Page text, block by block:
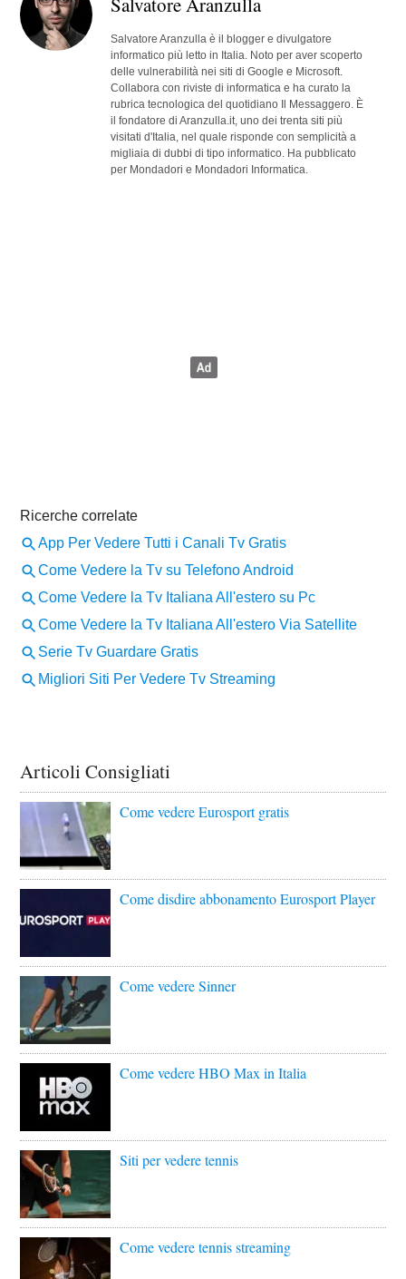
Salvatore Aranzulla è il blogger e divulgatore
informatico più letto in Italia. Noto per aver scoperto
delle vulnerabilità nei siti di Google e Microsoft.
Collabora con riviste di informatica e ha curato la
rubrica tecnologica del quotidiano Il Messaggero. È
il fondatore di Aranzulla.it, uno dei trenta siti più
visitati d'Italia, nel quale risponde con semplicità a
migliaia di dubbi di tipo informatico. Ha pubblicato
per Mondadori e Mondadori Informatica.
Articoli Consigliati
Come vedere Eurosport gratis
Come disdire abbonamento Eurosport Player
Come vedere Sinner
Come vedere HBO Max in Italia
Siti per vedere tennis
Come vedere tennis streaming